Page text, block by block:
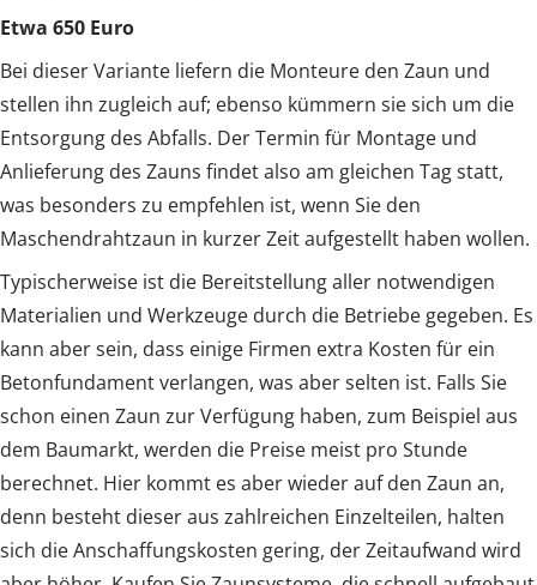
Etwa 650 Euro
Bei dieser Variante liefern die Monteure den Zaun und
stellen ihn zugleich auf; ebenso kümmern sie sich um die
Entsorgung des Abfalls. Der Termin für Montage und
Anlieferung des Zauns findet also am gleichen Tag statt,
was besonders zu empfehlen ist, wenn Sie den
Maschendrahtzaun in kurzer Zeit aufgestellt haben wollen.
Typischerweise ist die Bereitstellung aller notwendigen
Materialien und Werkzeuge durch die Betriebe gegeben. Es
kann aber sein, dass einige Firmen extra Kosten für ein
Betonfundament verlangen, was aber selten ist. Falls Sie
schon einen Zaun zur Verfügung haben, zum Beispiel aus
dem Baumarkt, werden die Preise meist pro Stunde
berechnet. Hier kommt es aber wieder auf den Zaun an,
denn besteht dieser aus zahlreichen Einzelteilen, halten
sich die Anschaffungskosten gering, der Zeitaufwand wird